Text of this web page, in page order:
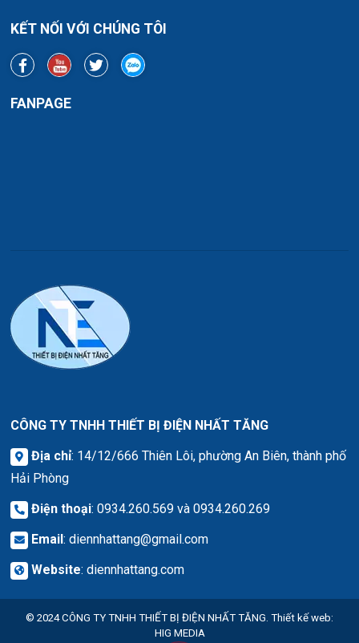
KẾT NỐI VỚI CHÚNG TÔI
FANPAGE
CÔNG TY TNHH THIẾT BỊ ĐIỆN NHẤT TĂNG
Địa chỉ: 14/12/666 Thiên Lôi, phường An Biên, thành phố
Hải Phòng
Điện thoại: 0934.260.569 và 0934.260.269
Email: diennhattang@gmail.com
Website: diennhattang.com
© 2024CÔNG TY TNHH THIẾT BỊ ĐIỆN NHẤT TĂNG. Thiết kế web:
HIG MEDIA